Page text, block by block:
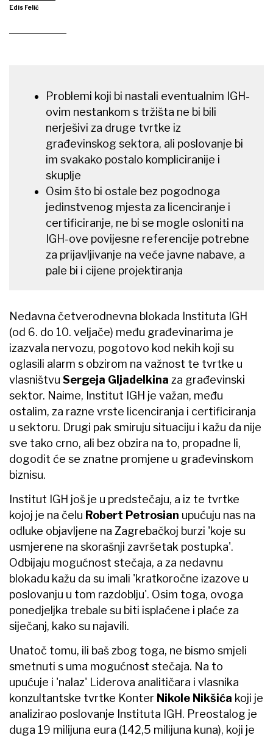
Edis Felić
Problemi koji bi nastali eventualnim IGH-
ovim nestankom s tržišta ne bi bili
nerješivi za druge tvrtke iz
građevinskog sektora, ali poslovanje bi
im svakako postalo kompliciranije i
skuplje
Osim što bi ostale bez pogodnoga
jedinstvenog mjesta za licenciranje i
certificiranje, ne bi se mogle osloniti na
IGH-ove povijesne referencije potrebne
za prijavljivanje na veće javne nabave, a
pale bi i cijene projektiranja
Nedavna četverodnevna blokada Instituta IGH
(od 6. do 10. veljače) među građevinarima je
izazvala nervozu, pogotovo kod nekih koji su
oglasili alarm s obzirom na važnost te tvrtke u
vlasništvu Sergeja Gljadelkina za građevinski
sektor. Naime, Institut IGH je važan, među
ostalim, za razne vrste licenciranja i certificiranja
u sektoru. Drugi pak smiruju situaciju i kažu da nije
sve tako crno, ali bez obzira na to, propadne li,
dogodit će se znatne promjene u građevinskom
biznisu.
Institut IGH još je u predstečaju, a iz te tvrtke
kojoj je na čelu Robert Petrosian upućuju nas na
odluke objavljene na Zagrebačkoj burzi 'koje su
usmjerene na skorašnji završetak postupka'.
Odbijaju mogućnost stečaja, a za nedavnu
blokadu kažu da su imali 'kratkoročne izazove u
poslovanju u tom razdoblju'. Osim toga, ovoga
ponedjeljka trebale su biti isplaćene i plaće za
siječanj, kako su najavili.
Unatoč tomu, ili baš zbog toga, ne bismo smjeli
smetnuti s uma mogućnost stečaja. Na to
upućuje i 'nalaz' Liderova analitičara i vlasnika
konzultantske tvrtke Konter Nikole Nikšića koji je
analizirao poslovanje Instituta IGH. Preostalog je
duga 19 milijuna eura (142,5 milijuna kuna), koji je